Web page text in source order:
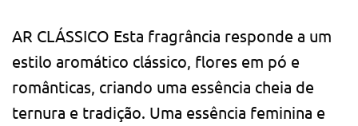
AR CLÁSSICO Esta fragrância responde a um
estilo aromático clássico, flores em pó e
românticas, criando uma essência cheia de
ternura e tradição. Uma essência feminina e